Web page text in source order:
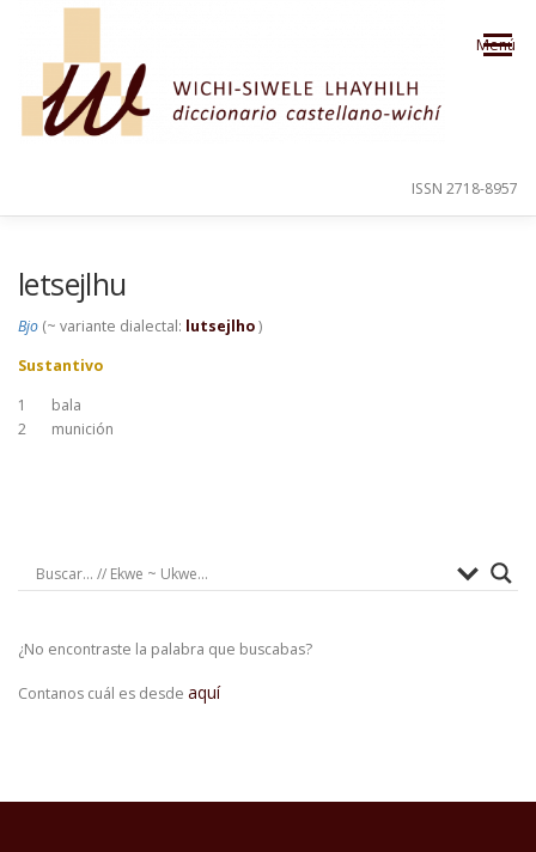
Saltar al contenido
Menú
ISSN 2718-8957
letsejlhu
Bjo (~ variante dialectal: lutsejlho)
Sustantivo
1
bala
2
munición
¿No encontraste la palabra que buscabas?
Contanos cuál es desde aquí